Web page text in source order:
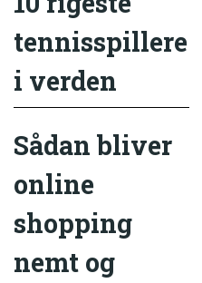
tennisspillere
i verden
Sådan bliver
online
shopping
nemt og